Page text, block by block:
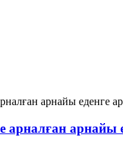
арналған арнайы